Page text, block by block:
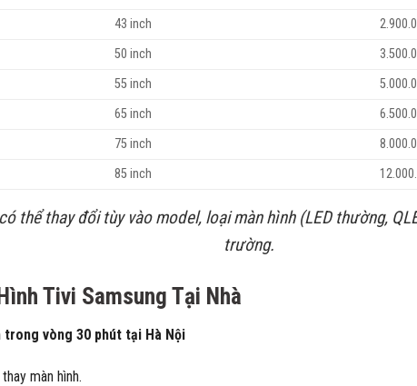
43 inch
50 inch
55 inch
65 inch
75 inch
85 inch
thể thay đổi tùy vào model, loại màn hình (LED thường,
trường.
Tivi Samsung Tại Nhà
vòng 30 phút tại Hà Nội
màn hình.